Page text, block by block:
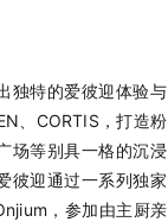
独特的爱彼迎体验与
、CORTIS，打造粉
场等别具一格的沉浸
彼迎通过一系列独家
，参加由主厨亲